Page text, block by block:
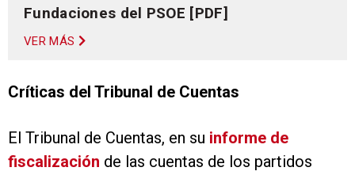
Fundaciones del PSOE [PDF]
VER MÁS
Críticas del Tribunal de Cuentas
El Tribunal de Cuentas, en su informe de
fiscalización de las cuentas de los partidos